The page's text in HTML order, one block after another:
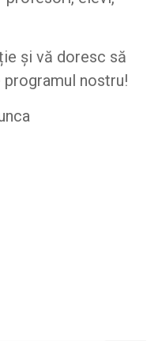
și vă doresc să
nostru!